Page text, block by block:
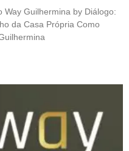
Guilhermina by Diálogo:
da Casa Própria Como